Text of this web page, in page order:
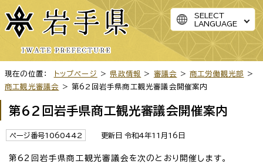
SELECT
LANGUAGE
現在の位置： トップページ > 県政情報 > 審議会 >商工労働観光部
>
商工観光審議会
> 第62回岩手県商工観光審議会開催案内
第62回岩手県商工観光審議会開催案内
ページ番号1060442 更新日 令和4年11月16日
第62回岩手県商工観光審議会を次のとおり開催します。